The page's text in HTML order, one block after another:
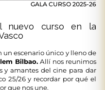
GALA CURSO 2025-26
nuevo curso en la
un escenario único y lleno de
Bilbao.Allí nos reunimos
y amantes del cine para dar
25/26 y recordar por qué el
que nos une.